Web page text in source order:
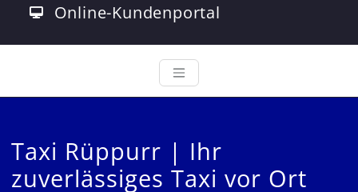
Online-Kundenportal
Taxi Rüppurr | Ihr
zuverlässiges Taxi vor Ort